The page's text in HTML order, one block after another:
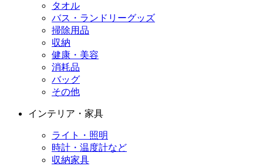
タオル
バス・ランドリーグッズ
掃除用品
収納
健康・美容
消耗品
バッグ
その他
インテリア・家具
ライト・照明
時計・温度計など
収納家具